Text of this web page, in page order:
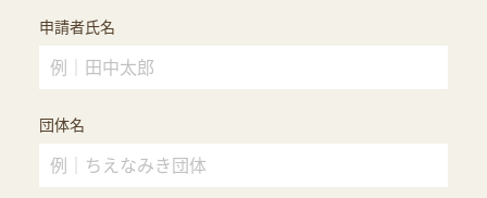
申請者氏名
団体名